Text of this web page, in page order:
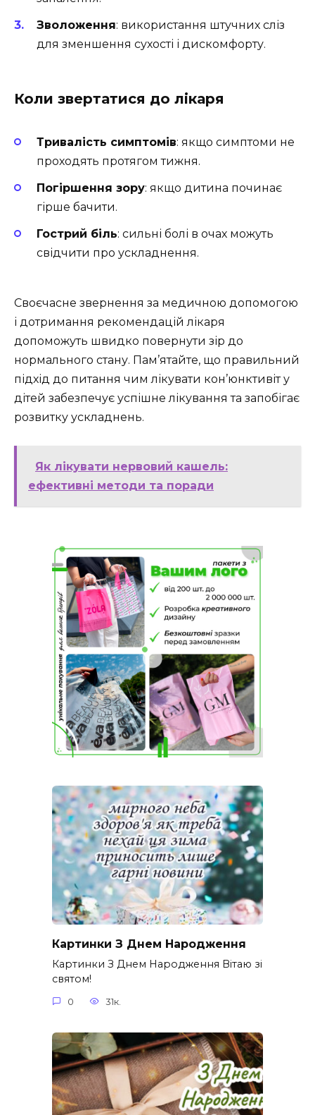
Зволоження: використання штучних сліз
для зменшення сухості і дискомфорту.
Коли звертатися до лікаря
Тривалість симптомів: якщо симптоми не
проходять протягом тижня.
Погіршення зору: якщо дитина починає
гірше бачити.
Гострий біль: сильні болі в очах можуть
свідчити про ускладнення.
Своєчасне звернення за медичною допомогою
і дотримання рекомендацій лікаря
допоможуть швидко повернути зір до
нормального стану. Пам’ятайте, що правильний
підхід до питання чим лікувати кон’юнктивіт у
дітей забезпечує успішне лікування та запобігає
розвитку ускладнень.
Як лікувати нервовий кашель:
ефективні методи та поради
Картинки З Днем Народження
Картинки З Днем Народження Вітаю зі
святом!
0 31к.